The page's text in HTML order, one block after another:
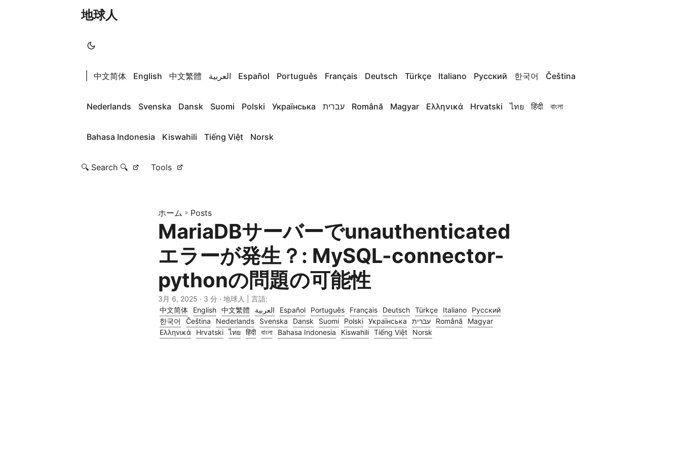
地球人
中文简体 English 中文繁體 العربية Español Português Français Deutsch Türkçe Italiano Русский 한국어 Čeština
Nederlands Svenska Dansk Suomi Polski Українська עברית Română Magyar Ελληνικά Hrvatski ไทย हिंदी বাংলা
Bahasa Indonesia Kiswahili Tiếng Việt Norsk
🔍 Search 🔍 Tools
ホーム » Posts
MariaDBサーバーでunauthenticated
エラーが発生？: MySQL-connector-
pythonの問題の可能性
3月 6, 2025 · 3 分 · 地球人 | 言語:
中文简体
English 中文繁體 العربية Español Português Français Deutsch Türkçe Italiano
Русский
한국어
Čeština Nederlands Svenska Dansk Suomi Polski Українська עברית Română
Magyar
Ελληνικά
Hrvatski ไทย हिंदी বাংলা Bahasa Indonesia Kiswahili Tiếng Việt Norsk